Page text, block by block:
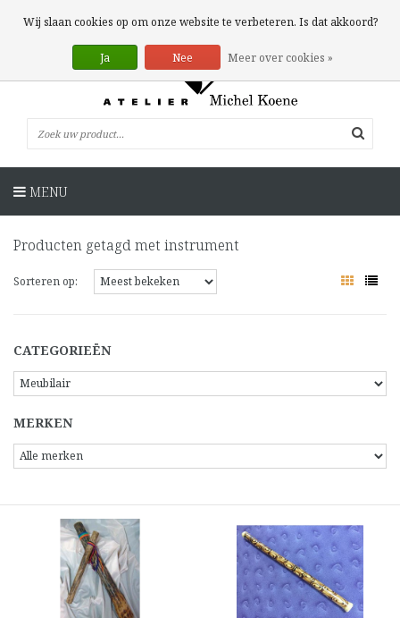
0 Artikelen
MENU
Producten getagd met instrument
Sorteren op:
CATEGORIEËN
MERKEN
Wij slaan cookies op om onze website te verbeteren. Is dat akkoord?
Ja Nee Meer over cookies »